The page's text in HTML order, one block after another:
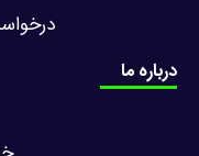
درباره ما